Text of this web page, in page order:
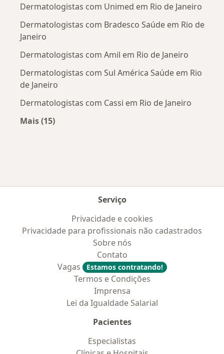
Dermatologistas com Unimed em Rio de Janeiro
Dermatologistas com Bradesco Saúde em Rio de
Janeiro
Dermatologistas com Amil em Rio de Janeiro
Dermatologistas com Sul América Saúde em Rio
de Janeiro
Dermatologistas com Cassi em Rio de Janeiro
Mais (15)
Serviço
Privacidade e cookies
Privacidade para profissionais não cadastrados
Sobre nós
Contato
Vagas
Estamos contratando!
Termos e Condições
Imprensa
Lei da Igualdade Salarial
Pacientes
Especialistas